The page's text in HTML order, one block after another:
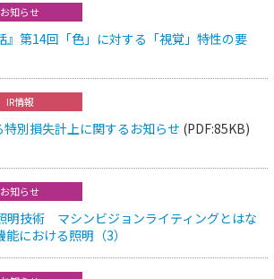
お知らせ
』第14回「色」に対する「視覚」特性の要
IR情報
別損失計上に関するお知らせ (PDF:85KB)
お知らせ
明技術 マシンビジョンライティングとはな
における照明（3）